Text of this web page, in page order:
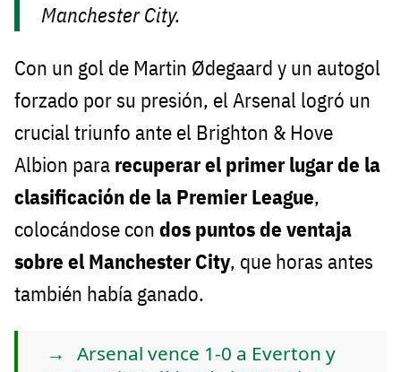
Manchester City.
Con un gol de Martin Ødegaard y un autogol
forzado por su presión, el Arsenal logró un
crucial triunfo ante el Brighton & Hove
Albion para recuperar el primer lugar de la
clasificación de la Premier League,
colocándose con dos puntos de ventaja
sobre el Manchester City, que horas antes
también había ganado.
Arsenal vence 1-0 a Everton y